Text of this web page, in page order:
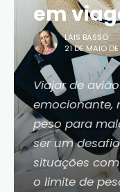
em
LAIS BASSO
21 DE MAIO
Viajar de
emocionante,
peso para
ser um
situações
o limite de